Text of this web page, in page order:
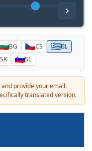
BG CS
EL
SK SL
provide your email:
translated version.